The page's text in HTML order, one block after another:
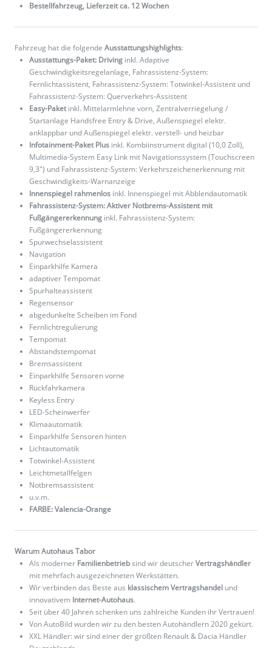
Bestellfahrzeug, Lieferzeit ca. 12 Wochen
Fahrzeug hat die folgende Ausstattungshighlights:
Ausstattungs-Paket: Driving inkl. Adaptive
Geschwindigkeitsregelanlage, Fahrassistenz-System:
Fernlichtassistent, Fahrassistenz-System: Totwinkel-Assistent und
Fahrassistenz-System: Querverkehrs-Assistent
Easy-Paketinkl. Mittelarmlehne vorn, Zentralverriegelung /
Startanlage Handsfree Entry & Drive, Außenspiegel elektr.
anklappbar und Außenspiegel elektr. verstell- und heizbar
Infotainment-Paket Plus inkl. Kombiinstrument digital (10,0 Zoll),
Multimedia-System Easy Link mit Navigationssystem (Touchscreen
9,3") und Fahrassistenz-System: Verkehrszeichenerkennung mit
Geschwindigkeits-Warnanzeige
Innenspiegel rahmenlos inkl. Innenspiegel mit Abblendautomatik
Fahrassistenz-System: Aktiver Notbrems-Assistent mit
Fußgängererkennung inkl. Fahrassistenz-System:
Fußgängererkennung
Spurwechselassistent
Navigation
Einparkhilfe Kamera
adaptiver Tempomat
Spurhalteassistent
Regensensor
abgedunkelte Scheiben im Fond
Fernlichtregulierung
Tempomat
Abstandstempomat
Bremsassistent
Einparkhilfe Sensoren vorne
Rückfahrkamera
Keyless Entry
LED-Scheinwerfer
Klimaautomatik
Einparkhilfe Sensoren hinten
Lichtautomatik
Totwinkel-Assistent
Leichtmetallfelgen
Notbremsassistent
u.v.m.
FARBE: Valencia-Orange
Warum Autohaus Tabor
Als moderner Familienbetriebsind wir deutscherVertragshändler
mit mehrfach ausgezeichneten Werkstätten.
Wir verbinden das Beste aus klassischem Vertragshandel und
innovativem Internet-Autohaus.
Seit über 40 Jahren schenken uns zahlreiche Kunden ihr Vertrauen!
Von AutoBild wurden wir zu den besten Autohändlern 2020 gekürt.
XXL Händler: wir sind einer der größten Renault & Dacia Händler